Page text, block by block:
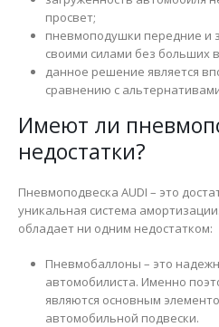
просвет;
пневмоподушки передние и
своими силами без больших
данное решение является
сравнению с
Имеют ли
недостатки?
Пневмоподвеска AUDI – это
уникальная система
обладает ни одним недостатком:
Пневмобаллоны – это
автомобилиста. Именно
являются основным
автомобильной подвески.